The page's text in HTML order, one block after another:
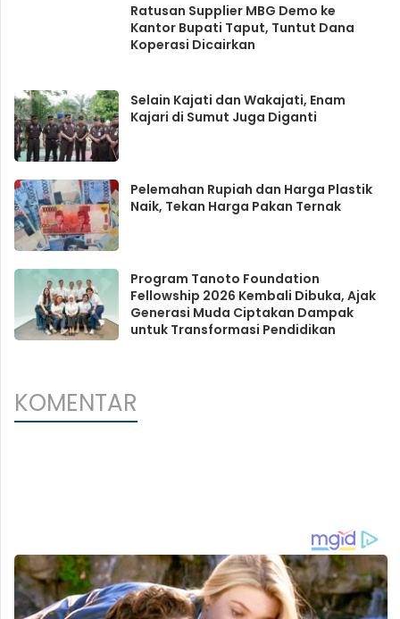
Ratusan Supplier MBG Demo ke
Kantor Bupati Taput, Tuntut Dana
Koperasi Dicairkan
Selain Kajati dan Wakajati, Enam
Kajari di Sumut Juga Diganti
Pelemahan Rupiah dan Harga Plastik
Naik, Tekan Harga Pakan Ternak
Program Tanoto Foundation
Fellowship 2026 Kembali Dibuka, Ajak
Generasi Muda Ciptakan Dampak
untuk Transformasi Pendidikan
KOMENTAR